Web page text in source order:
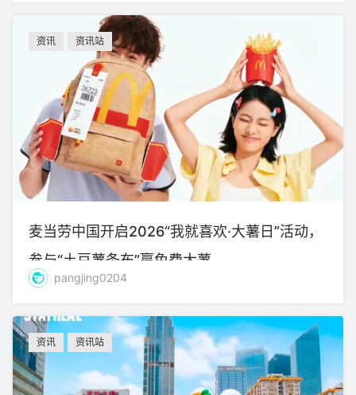
资讯 资讯站
麦当劳中国开启2026“我就喜欢·大薯日”活动，
参与“土豆薯条布”赢免费大薯
pangjing0204
资讯 资讯站